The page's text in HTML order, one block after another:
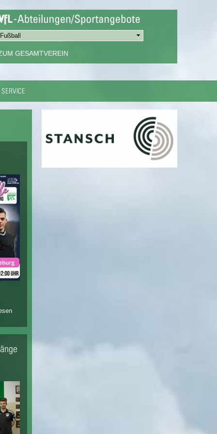
GESAMTVEREIN
SERVICE
über
schiedsrichter
und influencer
13.04.2024
beim vfl